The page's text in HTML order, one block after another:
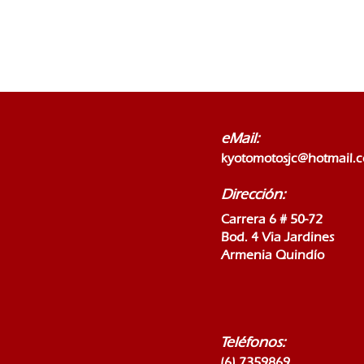
eMail:
Dirección:
Carrera 6 # 50-72
Bod. 4 Via Jardines
Armenia Quindío
Teléfonos: